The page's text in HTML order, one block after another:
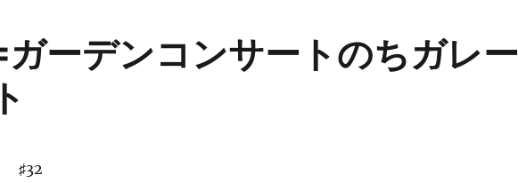
ーデンコンサートのちガレー
♯32